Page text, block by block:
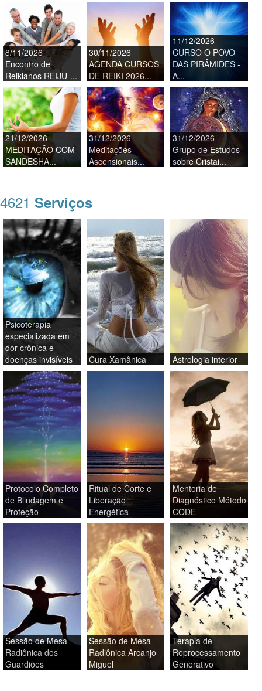
8/11/2026
Encontro de
Reikianos REIJU-...
30/11/2026
AGENDA CURSOS
DE REIKI 2026...
11/12/2026
CURSO O POVO
DAS PIRÂMIDES -
A...
21/12/2026
MEDITAÇÃO COM
SANDESHA...
31/12/2026
Meditações
Ascensionais...
31/12/2026
Grupo de Estudos
sobre Cristai...
4621 Serviços
Psicoterapia
especializada em
dor crônica e
doenças invisíveis
Cura Xamânica Astrologia interior
Protocolo Completo
de Blindagem e
Proteção
Ritual de Corte e
Liberação
Energética
Mentoria de
Diagnóstico Método
CODE
Sessão de Mesa
Radiônica dos
Guardiões
Sessão de Mesa
Radiônica Arcanjo
Miguel
Terapia de
Reprocessamento
Generativo